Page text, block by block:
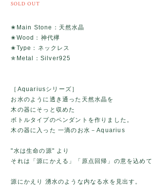
SOLD OUT
✬Main Stone：天然水晶
✬Wood：神代欅
✬Type：ネックレス
✯Metal：Silver925
［Aquariusシリーズ］
お水のように透き通った天然水晶を
木の器にそっと収めた
ボトルタイプのペンダントを作りました。
木の器に入った 一滴のお水－Aquarius
"水は生命の源" より
それは「源にかえる」「原点回帰」の意を込めて
源にかえり 湧水のような内なる水を見出す。